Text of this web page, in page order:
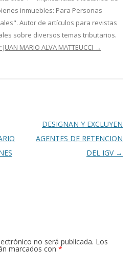
inmuebles: Para Personas
Autor de artículos para revistas
sobre diversos temas tributarios.
MARIO ALVA MATTEUCCI →
DESIGNAN Y EXCLUYEN
AGENTES DE RETENCION
DEL IGV →
no será publicada. Los
marcados con *